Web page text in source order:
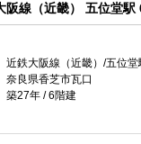
阪線（近畿） 五位堂駅
近鉄大阪線（近畿）/五位
奈良県香芝市瓦口
築27年
6階建